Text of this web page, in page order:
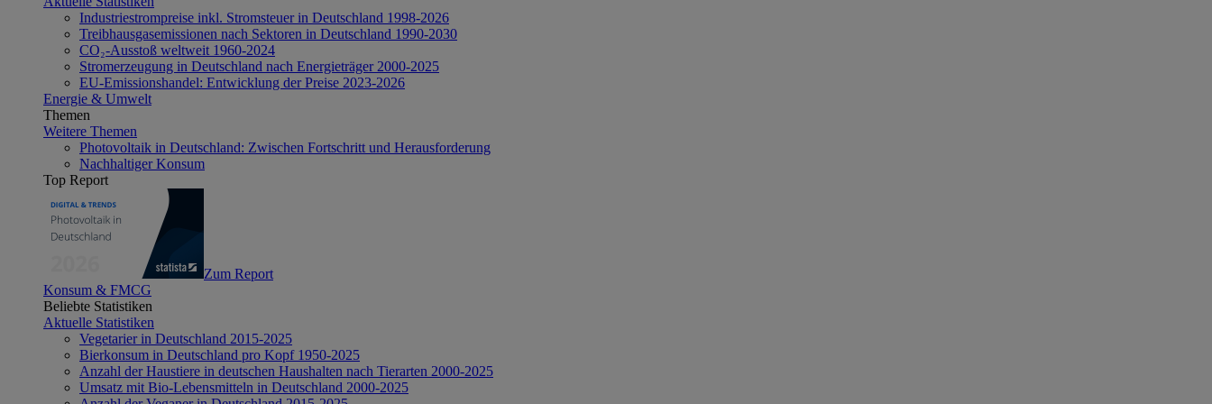
Industriestrompreise inkl. Stromsteuer in Deutschland 1998-2026
Treibhausgasemissionen nach Sektoren in Deutschland 1990-2030
CO₂-Ausstoß weltweit 1960-2024
Stromerzeugung in Deutschland nach Energieträger 2000-2025
EU-Emissionshandel: Entwicklung der Preise 2023-2026
Energie & Umwelt
Themen
Weitere Themen
Photovoltaik in Deutschland: Zwischen Fortschritt und Herausforderung
Nachhaltiger Konsum
Top Report
Zum Report
Konsum & FMCG
Beliebte Statistiken
Aktuelle Statistiken
Vegetarier in Deutschland 2015-2025
Bierkonsum in Deutschland pro Kopf 1950-2025
Anzahl der Haustiere in deutschen Haushalten nach Tierarten 2000-2025
Umsatz mit Bio-Lebensmitteln in Deutschland 2000-2025